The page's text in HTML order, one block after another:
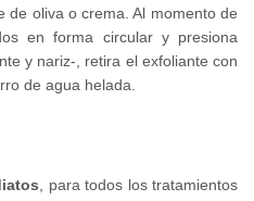
de oliva o crema. Al momento de
en forma circular y presiona
y nariz-, retira el exfoliante con
de agua helada.
, para todos los tratamientos